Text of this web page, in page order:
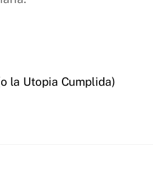
la Utopia Cumplida)